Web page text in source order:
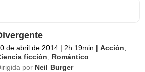
de abril de 2014 | 2h 19min | Acción
ficción
Romántico
por Neil Burger